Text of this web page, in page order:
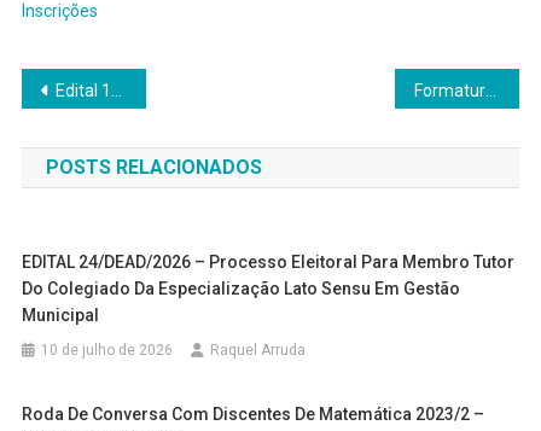
Inscrições
Navegação
de
Post
Edital 17/DEAD/2022 – Eleição para membro docente externo.
POSTS RELACIONADOS
EDITAL 24/DEAD/2026 – Processo Eleitoral Para Membro Tutor
Do Colegiado Da Especialização Lato Sensu Em Gestão
Municipal
10 de julho de 2026 Raquel Arruda
Roda De Conversa Com Discentes De Matemática 2023/2 –